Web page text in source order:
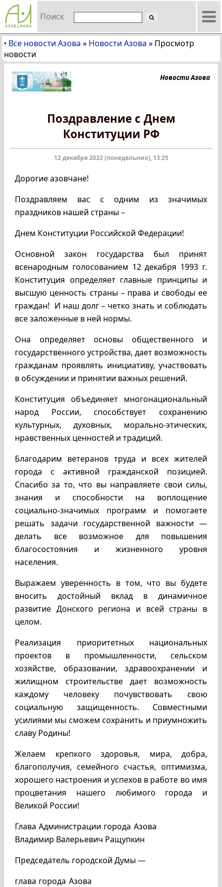
Поиск
• Все новости Азова » Новости Азова » Просмотр
новости
Новости Азова
Поздравление с Днем
Конституции РФ
12 декабря 2022 (понедельник), 13:25
Дорогие азовчане!
Поздравляем вас с одним из значимых
праздников нашей страны –
Днем Конституции Российской Федерации!
Основной закон государства был принят
всенародным голосованием 12 декабря 1993 г.
Конституция определяет главные принципы и
высшую ценность страны – права и свободы ее
граждан! И наш долг – четко знать и соблюдать
все заложенные в ней нормы.
Она определяет основы общественного и
государственного устройства, дает возможность
гражданам проявлять инициативу, участвовать
в обсуждении и принятии важных решений.
Конституция объединяет многонациональный
народ России, способствует сохранению
культурных, духовных, морально-этических,
нравственных ценностей и традиций.
Благодарим ветеранов труда и всех жителей
города с активной гражданской позицией.
Спасибо за то, что вы направляете свои силы,
знания и способности на воплощение
социально-значимых программ и помогаете
решать задачи государственной важности —
делать все возможное для повышения
благосостояния и жизненного уровня
населения.
Выражаем уверенность в том, что вы будете
вносить достойный вклад в динамичное
развитие Донского региона и всей страны в
целом.
Реализация приоритетных национальных
проектов в промышленности, сельском
хозяйстве, образовании, здравоохранении и
жилищном строительстве дает возможность
каждому человеку почувствовать свою
социальную защищенность. Совместными
усилиями мы сможем сохранить и приумножить
славу Родины!
Желаем крепкого здоровья, мира, добра,
благополучия, семейного счастья, оптимизма,
хорошего настроения и успехов в работе во имя
процветания нашего любимого города и
Великой России!
Глава Администрации города Азова
Владимир Валерьевич Ращупкин
Председатель городской Думы —
глава города Азова